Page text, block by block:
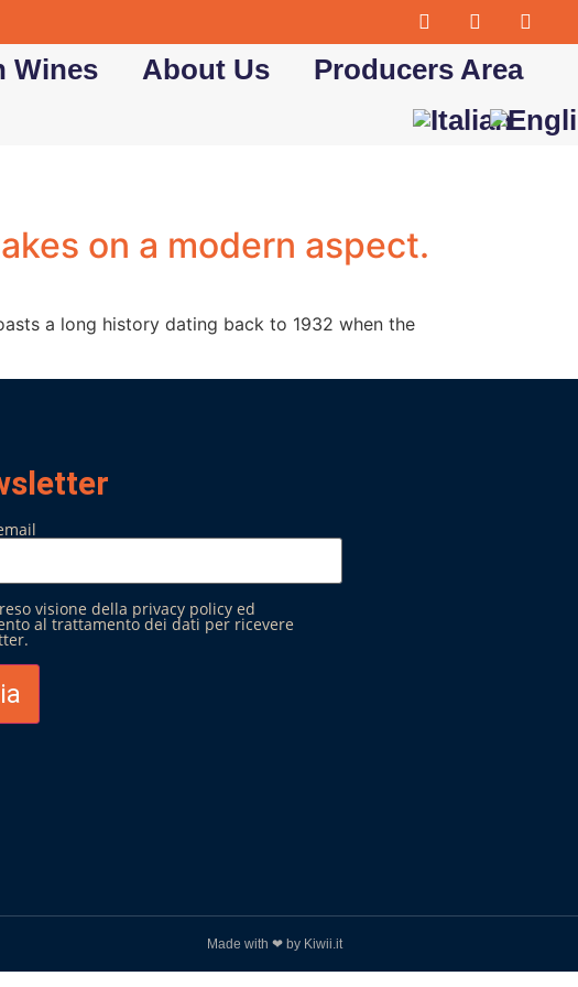
Wines About Us Producers Area
on a modern aspect.
a long history dating back to 1932 when the
visione della privacy policy ed
al trattamento dei dati per ricevere
Made with ❤ by Kiwii.it